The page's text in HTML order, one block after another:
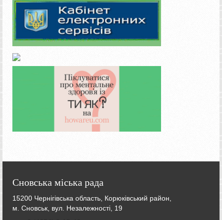
Сновська міська рада
15200 Чернігівська область, Корюківський район,
м. Сновськ, вул. Незалежності, 19